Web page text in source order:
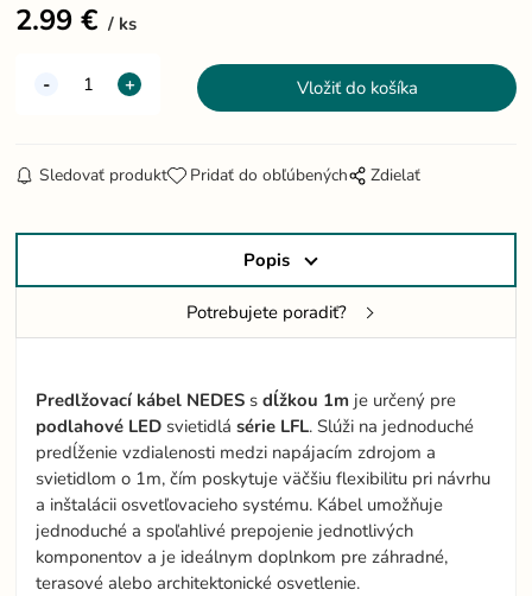
2.99 € ks
Sledovať produkt Pridať do obľúbených Zdielať
Popis
Potrebujete poradiť?
Predlžovací kábel NEDES sdĺžkou 1m je určený pre
podlahové LED svietidlásérie LFL. Slúži na jednoduché
predĺženie vzdialenosti medzi napájacím zdrojom a
svietidlom o 1m, čím poskytuje väčšiu flexibilitu pri návrhu
a inštalácii osvetľovacieho systému. Kábel umožňuje
jednoduché a spoľahlivé prepojenie jednotlivých
komponentov a je ideálnym doplnkom pre záhradné,
terasové alebo architektonické osvetlenie.